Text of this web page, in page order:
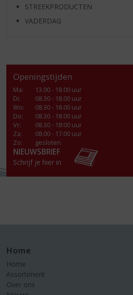
STREEKPRODUCTEN
VADERDAG
Openingstijden
Ma:
13.00 - 18.00 uur
Di:
08.30 - 18.00 uur
Wo:
08.30 - 18.00 uur
Do:
08.30 - 18.00 uur
Vr:
08.30 - 18:00 uur
Za:
08.00 - 17.00 uur
Zo:
gesloten
NIEUWSBRIEF
Schrijf je hier in
Home
Home
Assortiment
Over ons